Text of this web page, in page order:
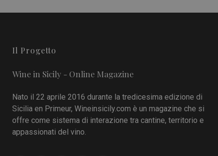
Il Progetto
Wine in Sicily - Online Magazine
Nato il 22 aprile 2016 durante la tredicesima edizione di
Sicilia en Primeur, Wineinsicily.com è un magazine che si
offre come sistema di interazione tra cantine, territorio e
appassionati del vino.